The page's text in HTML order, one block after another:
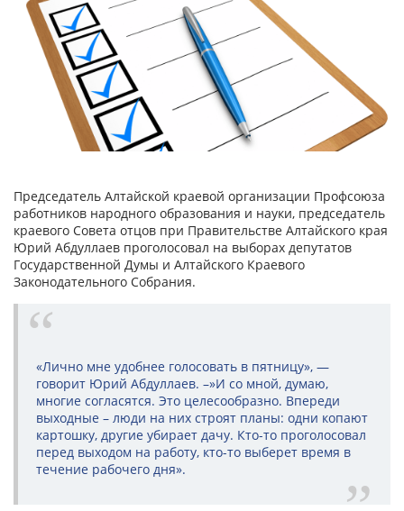
Председатель Алтайской краевой организации Профсоюза
работников народного образования и науки, председатель
краевого Совета отцов при Правительстве Алтайского края
Юрий Абдуллаев проголосовал на выборах депутатов
Государственной Думы и Алтайского Краевого
Законодательного Собрания.
«Лично мне удобнее голосовать в пятницу», —
говорит Юрий Абдуллаев. –»И со мной, думаю,
многие согласятся. Это целесообразно. Впереди
выходные – люди на них строят планы: одни копают
картошку, другие убирает дачу. Кто-то проголосовал
перед выходом на работу, кто-то выберет время в
течение рабочего дня».